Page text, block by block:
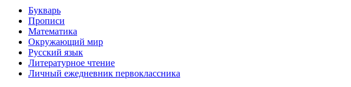
Букварь
Прописи
Математика
Окружающий мир
Русский язык
Литературное чтение
Личный ежедневник первоклассника